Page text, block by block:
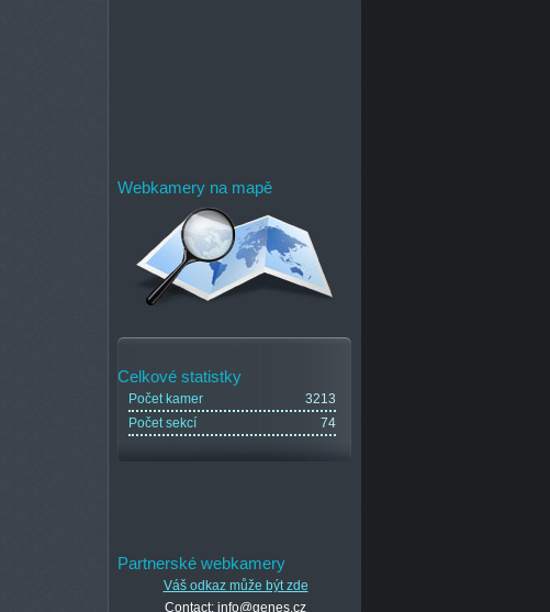
Webkamery na mapě
Celkové statistky
Počet kamer
3213
Počet sekcí
74
Partnerské webkamery
Váš odkaz může být zde
Contact: info@genes.cz